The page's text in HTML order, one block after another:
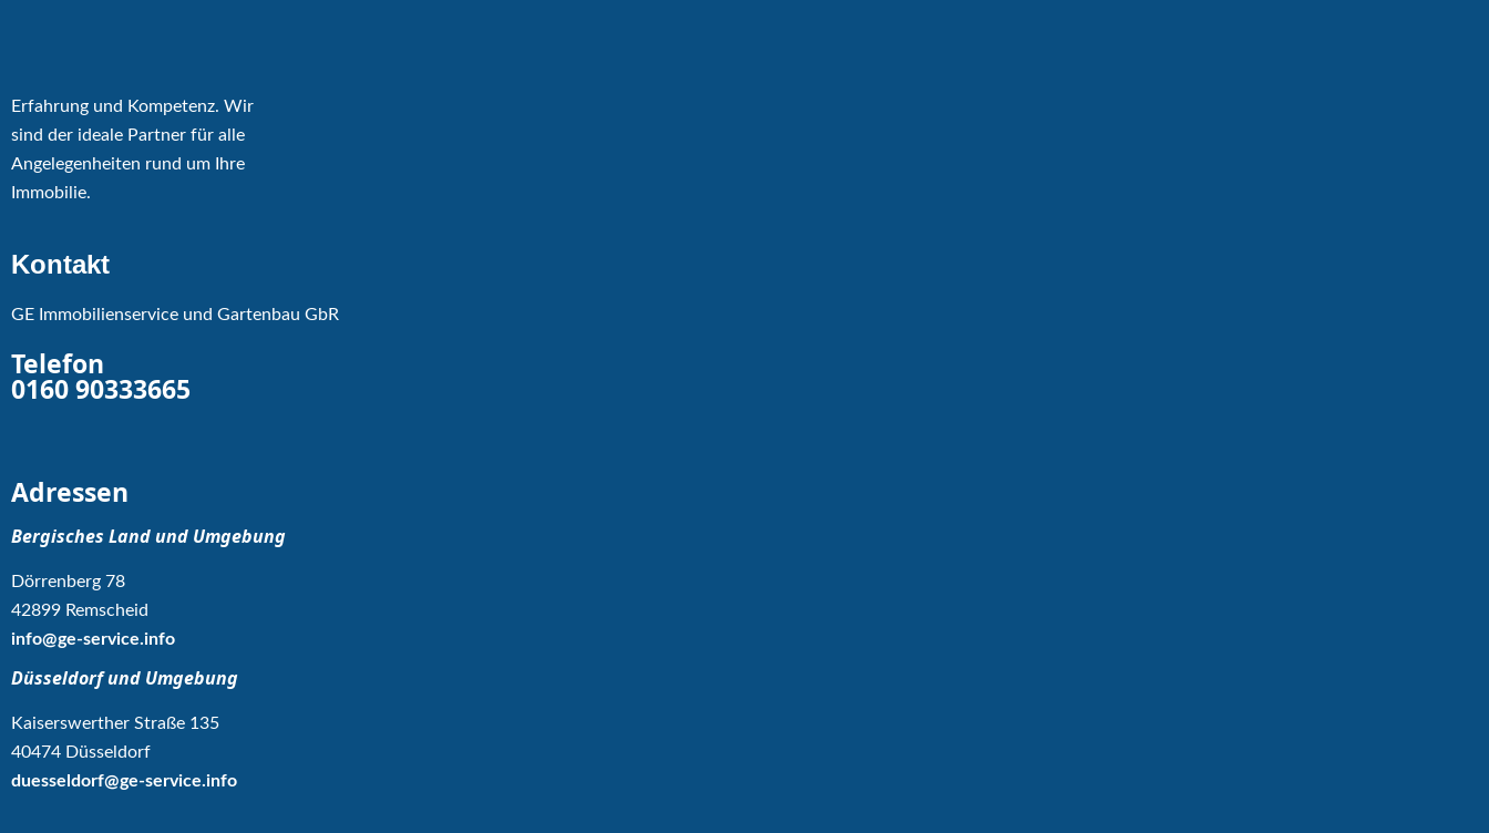
Erfahrung und Kompetenz. Wir
sind der ideale Partner für alle
Angelegenheiten rund um Ihre
Immobilie.
Kontakt
GE Immobilienservice und Gartenbau GbR
Telefon
0160 90333665
Adressen
Bergisches Land und Umgebung
Dörrenberg 78
42899 Remscheid
info@ge-service.info
Düsseldorf und Umgebung
Kaiserswerther Straße 135
40474 Düsseldorf
duesseldorf@ge-service.info